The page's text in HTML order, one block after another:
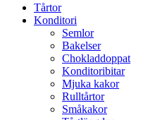
Tårtor
Konditori
Semlor
Bakelser
Chokladdoppat
Konditoribitar
Mjuka kakor
Rulltårtor
Småkakor